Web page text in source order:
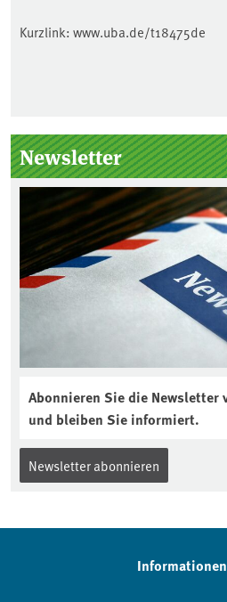
Kurzlink: www.uba.de/t18475de
Seitenleiste
Newsletter
Abonnieren Sie die Newsletter
und bleiben Sie informiert.
Newsletter abonnieren